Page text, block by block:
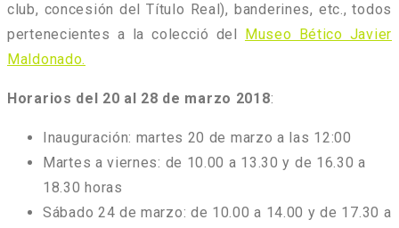
club, concesión del Título Real), banderines, etc., todos
pertenecientes a la colecció del
Museo Bético Javier
Maldonado.
Horarios del 20 al 28 de marzo 2018:
Inauguración: martes 20 de marzo a las 12:00
Martes a viernes: de 10.00 a 13.30 y de 16.30 a
18.30 horas
Sábado 24 de marzo: de 10.00 a 14.00 y de 17.30 a